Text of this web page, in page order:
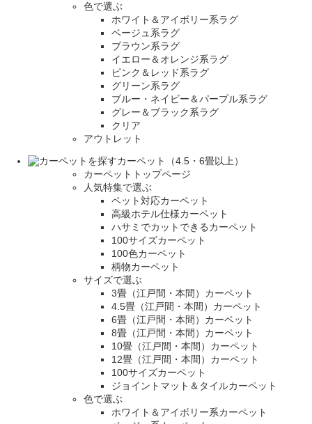
色で選ぶ
ホワイト＆アイボリー系ラグ
ベージュ系ラグ
ブラウン系ラグ
イエロー＆オレンジ系ラグ
ピンク＆レッド系ラグ
グリーン系ラグ
ブルー・ネイビー＆パープル系ラグ
グレー＆ブラック系ラグ
クリア
アウトレット
カーペット（4.5・6畳以上）
カーペットトップページ
人気特集で選ぶ
ペット対応カーペット
高級ホテル仕様カーペット
ハサミでカットできるカーペット
100サイズカーペット
100色カーペット
柄物カーペット
サイズで選ぶ
3畳（江戸間・本間）カーペット
4.5畳（江戸間・本間）カーペット
6畳（江戸間・本間）カーペット
8畳（江戸間・本間）カーペット
10畳（江戸間・本間）カーペット
12畳（江戸間・本間）カーペット
100サイズカーペット
ジョイントマット＆タイルカーペット
色で選ぶ
ホワイト＆アイボリー系カーペット